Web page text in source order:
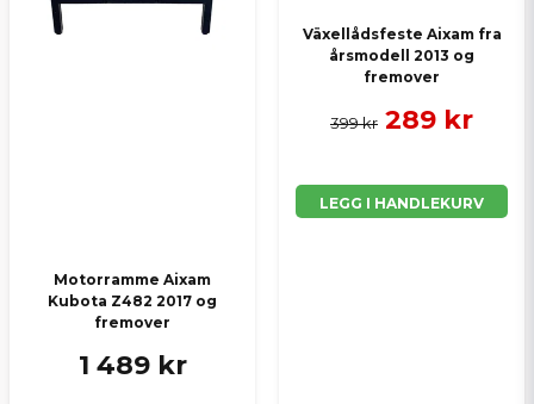
Motorramme Aixam
Kubota Z482 2017 og
fremover
1 489 kr
Växellådsfeste Aixam fra
årsmodell 2013 og
fremover
399 kr 289 kr
LEGG I HANDLEKURV